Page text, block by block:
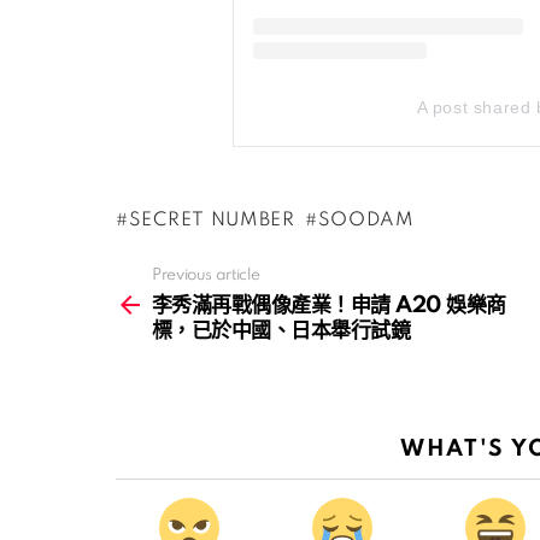
A post shared
SECRET NUMBER SOODAM
more
Previous article
李秀滿再戰偶像產業！申請 A20 娛樂商
標，已於中國、日本舉行試鏡
WHAT'S